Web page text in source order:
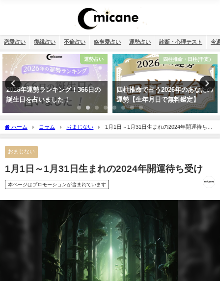
恋愛占い 復縁占い 不倫占い 略奪愛占い 運勢占い 診断・心理テスト 今
四柱推命・日柱(干支）
四柱推命で占う2026年のあなたの
運勢【生年月日で無料鑑定】
干支占い
干支占い2026年（令和8年）【十
二支＋60種類（60干支）の運勢・
性格・相性を無料紹介】
ホーム コラム おまじない
1月1日～1月31日生まれの2024年開運待ち受
け
おまじない
1月1日～1月31日生まれの2024年開運待ち受け
本ページはプロモーションが含まれています